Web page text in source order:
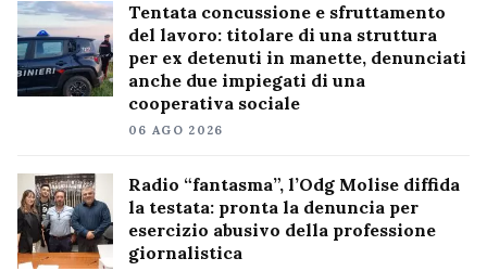
Tentata concussione e sfruttamento
del lavoro: titolare di una struttura
per ex detenuti in manette, denunciati
anche due impiegati di una
cooperativa sociale
06 AGO 2026
Radio “fantasma”, l’Odg Molise diffida
la testata: pronta la denuncia per
esercizio abusivo della professione
giornalistica